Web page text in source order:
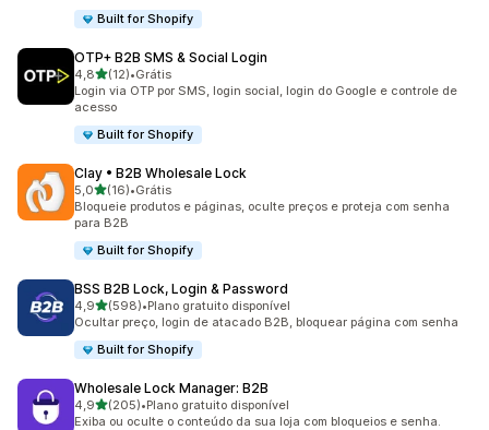
Built for Shopify
OTP+ B2B SMS & Social Login
4,8de 5 estrelas
(12)
12 avaliações ao todo
•Grátis
Login via OTP por SMS, login social, login do Google e controle de
acesso
Built for Shopify
Clay • B2B Wholesale Lock
5,0de 5 estrelas
(16)
16 avaliações ao todo
•Grátis
Bloqueie produtos e páginas, oculte preços e proteja com senha
para B2B
Built for Shopify
BSS B2B Lock, Login & Password
4,9de 5 estrelas
(598)
598 avaliações ao todo
•Plano gratuito disponível
Ocultar preço, login de atacado B2B, bloquear página com senha
Built for Shopify
Wholesale Lock Manager: B2B
4,9de 5 estrelas
(205)
205 avaliações ao todo
•Plano gratuito disponível
Exiba ou oculte o conteúdo da sua loja com bloqueios e senha.